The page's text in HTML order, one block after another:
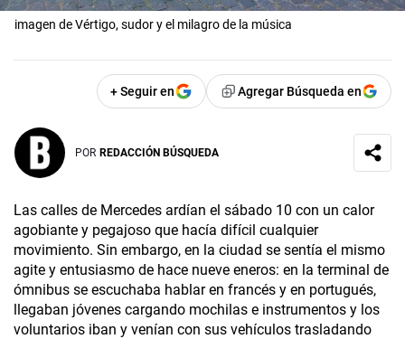
imagen de Vértigo, sudor y el milagro de la música
+ Seguir en Agregar Búsqueda en
POR REDACCIÓN BÚSQUEDA
Las calles de Mercedes ardían el sábado 10 con un calor
agobiante y pegajoso que hacía difícil cualquier
movimiento. Sin embargo, en la ciudad se sentía el mismo
agite y entusiasmo de hace nueve eneros: en la terminal de
ómnibus se escuchaba hablar en francés y en portugués,
llegaban jóvenes cargando mochilas e instrumentos y los
voluntarios iban y venían con sus vehículos trasladando